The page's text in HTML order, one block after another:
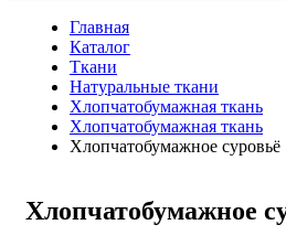
Главная
Каталог
Ткани
Натуральные ткани
Хлопчатобумажная ткань
Хлопчатобумажная ткань
Хлопчатобумажное суровьё
Хлопчатобумажное